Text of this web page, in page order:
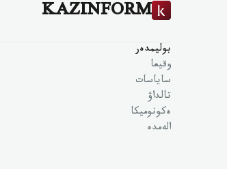
KAZINFORM
بوليمدەر
وقيعا
ساياسات
تالداۋ
ەكونوميكا
الەمدە